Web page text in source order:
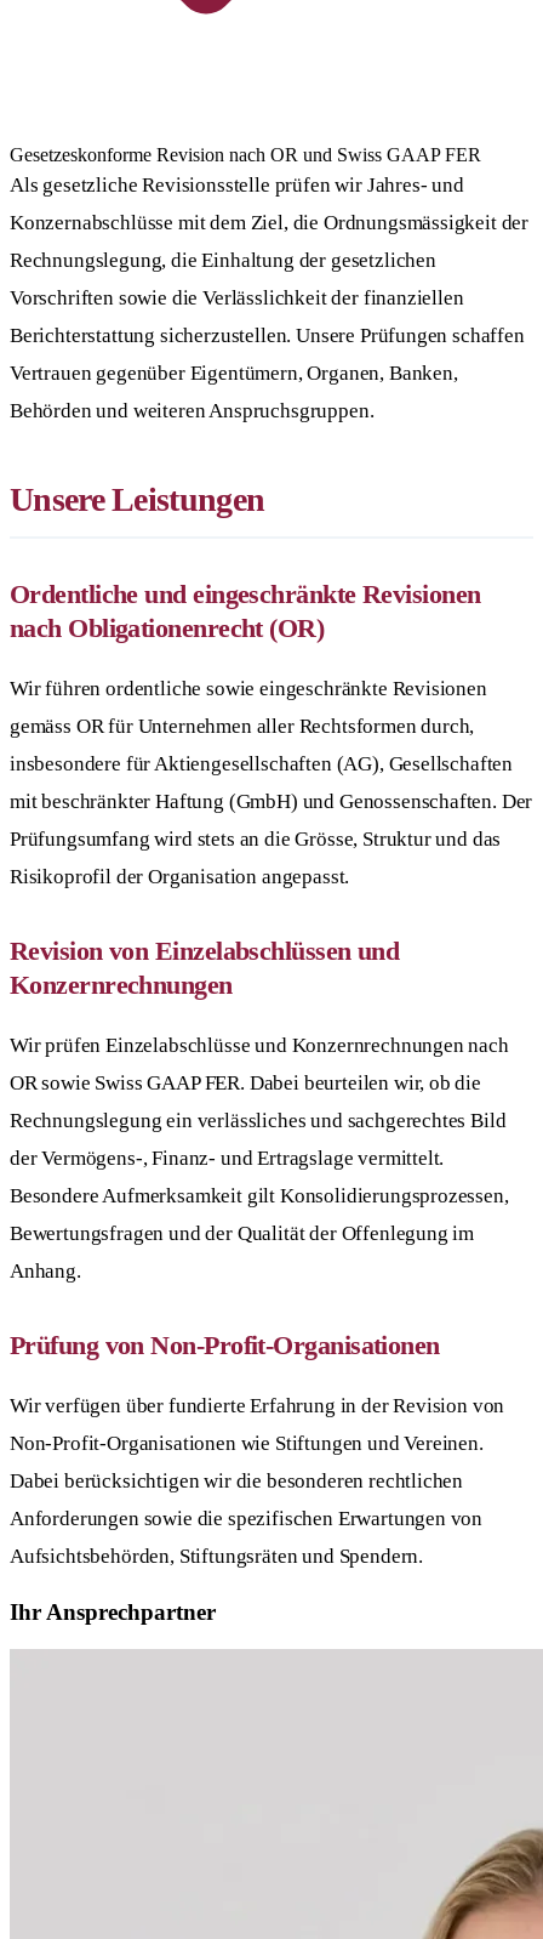
Gesetzeskonforme Revision nach OR und Swiss GAAP FER
Als gesetzliche Revisionsstelle prüfen wir Jahres- und
Konzernabschlüsse mit dem Ziel, die Ordnungsmässigkeit der
Rechnungslegung, die Einhaltung der gesetzlichen
Vorschriften sowie die Verlässlichkeit der finanziellen
Berichterstattung sicherzustellen. Unsere Prüfungen schaffen
Vertrauen gegenüber Eigentümern, Organen, Banken,
Behörden und weiteren Anspruchsgruppen.
Unsere Leistungen
Ordentliche und eingeschränkte Revisionen
nach Obligationenrecht (OR)
Wir führen ordentliche sowie eingeschränkte Revisionen
gemäss OR für Unternehmen aller Rechtsformen durch,
insbesondere für Aktiengesellschaften (AG), Gesellschaften
mit beschränkter Haftung (GmbH) und Genossenschaften. Der
Prüfungsumfang wird stets an die Grösse, Struktur und das
Risikoprofil der Organisation angepasst.
Revision von Einzelabschlüssen und
Konzernrechnungen
Wir prüfen Einzelabschlüsse und Konzernrechnungen nach
OR sowie Swiss GAAP FER. Dabei beurteilen wir, ob die
Rechnungslegung ein verlässliches und sachgerechtes Bild
der Vermögens-, Finanz- und Ertragslage vermittelt.
Besondere Aufmerksamkeit gilt Konsolidierungsprozessen,
Bewertungsfragen und der Qualität der Offenlegung im
Anhang.
Prüfung von Non-Profit-Organisationen
Wir verfügen über fundierte Erfahrung in der Revision von
Non-Profit-Organisationen wie Stiftungen und Vereinen.
Dabei berücksichtigen wir die besonderen rechtlichen
Anforderungen sowie die spezifischen Erwartungen von
Aufsichtsbehörden, Stiftungsräten und Spendern.
Ihr Ansprechpartner